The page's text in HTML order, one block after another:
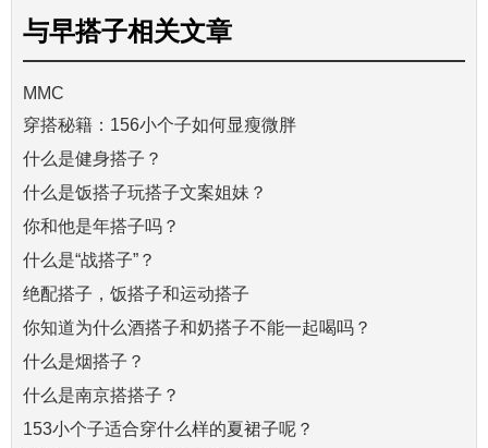
与早搭子相关文章
MMC
穿搭秘籍：156小个子如何显瘦微胖
什么是健身搭子？
什么是饭搭子玩搭子文案姐妹？
你和他是年搭子吗？
什么是“战搭子”？
绝配搭子，饭搭子和运动搭子
你知道为什么酒搭子和奶搭子不能一起喝吗？
什么是烟搭子？
什么是南京搭搭子？
153小个子适合穿什么样的夏裙子呢？